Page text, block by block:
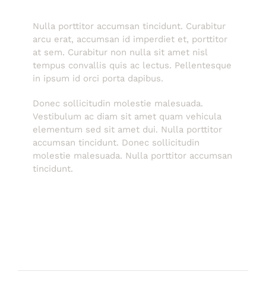
Nulla porttitor accumsan tincidunt. Curabitur
arcu erat, accumsan id imperdiet et, porttitor
at sem. Curabitur non nulla sit amet nisl
tempus convallis quis ac lectus. Pellentesque
in ipsum id orci porta dapibus.
Donec sollicitudin molestie malesuada.
Vestibulum ac diam sit amet quam vehicula
elementum sed sit amet dui. Nulla porttitor
accumsan tincidunt. Donec sollicitudin
molestie malesuada. Nulla porttitor accumsan
tincidunt.